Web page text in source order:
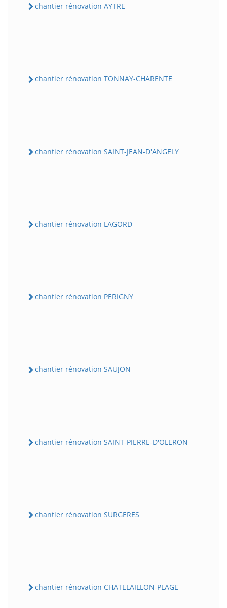
chantier rénovation AYTRE
chantier rénovation TONNAY-CHARENTE
chantier rénovation SAINT-JEAN-D'ANGELY
chantier rénovation LAGORD
chantier rénovation PERIGNY
chantier rénovation SAUJON
chantier rénovation SAINT-PIERRE-D'OLERON
chantier rénovation SURGERES
chantier rénovation CHATELAILLON-PLAGE